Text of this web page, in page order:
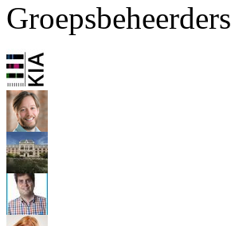
Groepsbeheerders